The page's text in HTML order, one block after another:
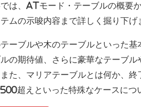
では、ATモード・テーブルの概要
ムの示唆内容まで詳しく掘り下げ
ーブルや木のテーブルといった
の期待値、さらに豪華なテーブ
た、マリアテーブルとは何か、
超えといった特殊なケースにつ